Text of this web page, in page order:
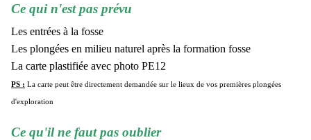
Ce qui n'est pas prévu
Les entrées à la fosse
Les plongées en milieu naturel après la formation fosse
La carte plastifiée avec photo PE12
PS : La carte peut être directement demandée sur le lieux de vos premières plongées
d'exploration
Ce qu'il ne faut pas oublier